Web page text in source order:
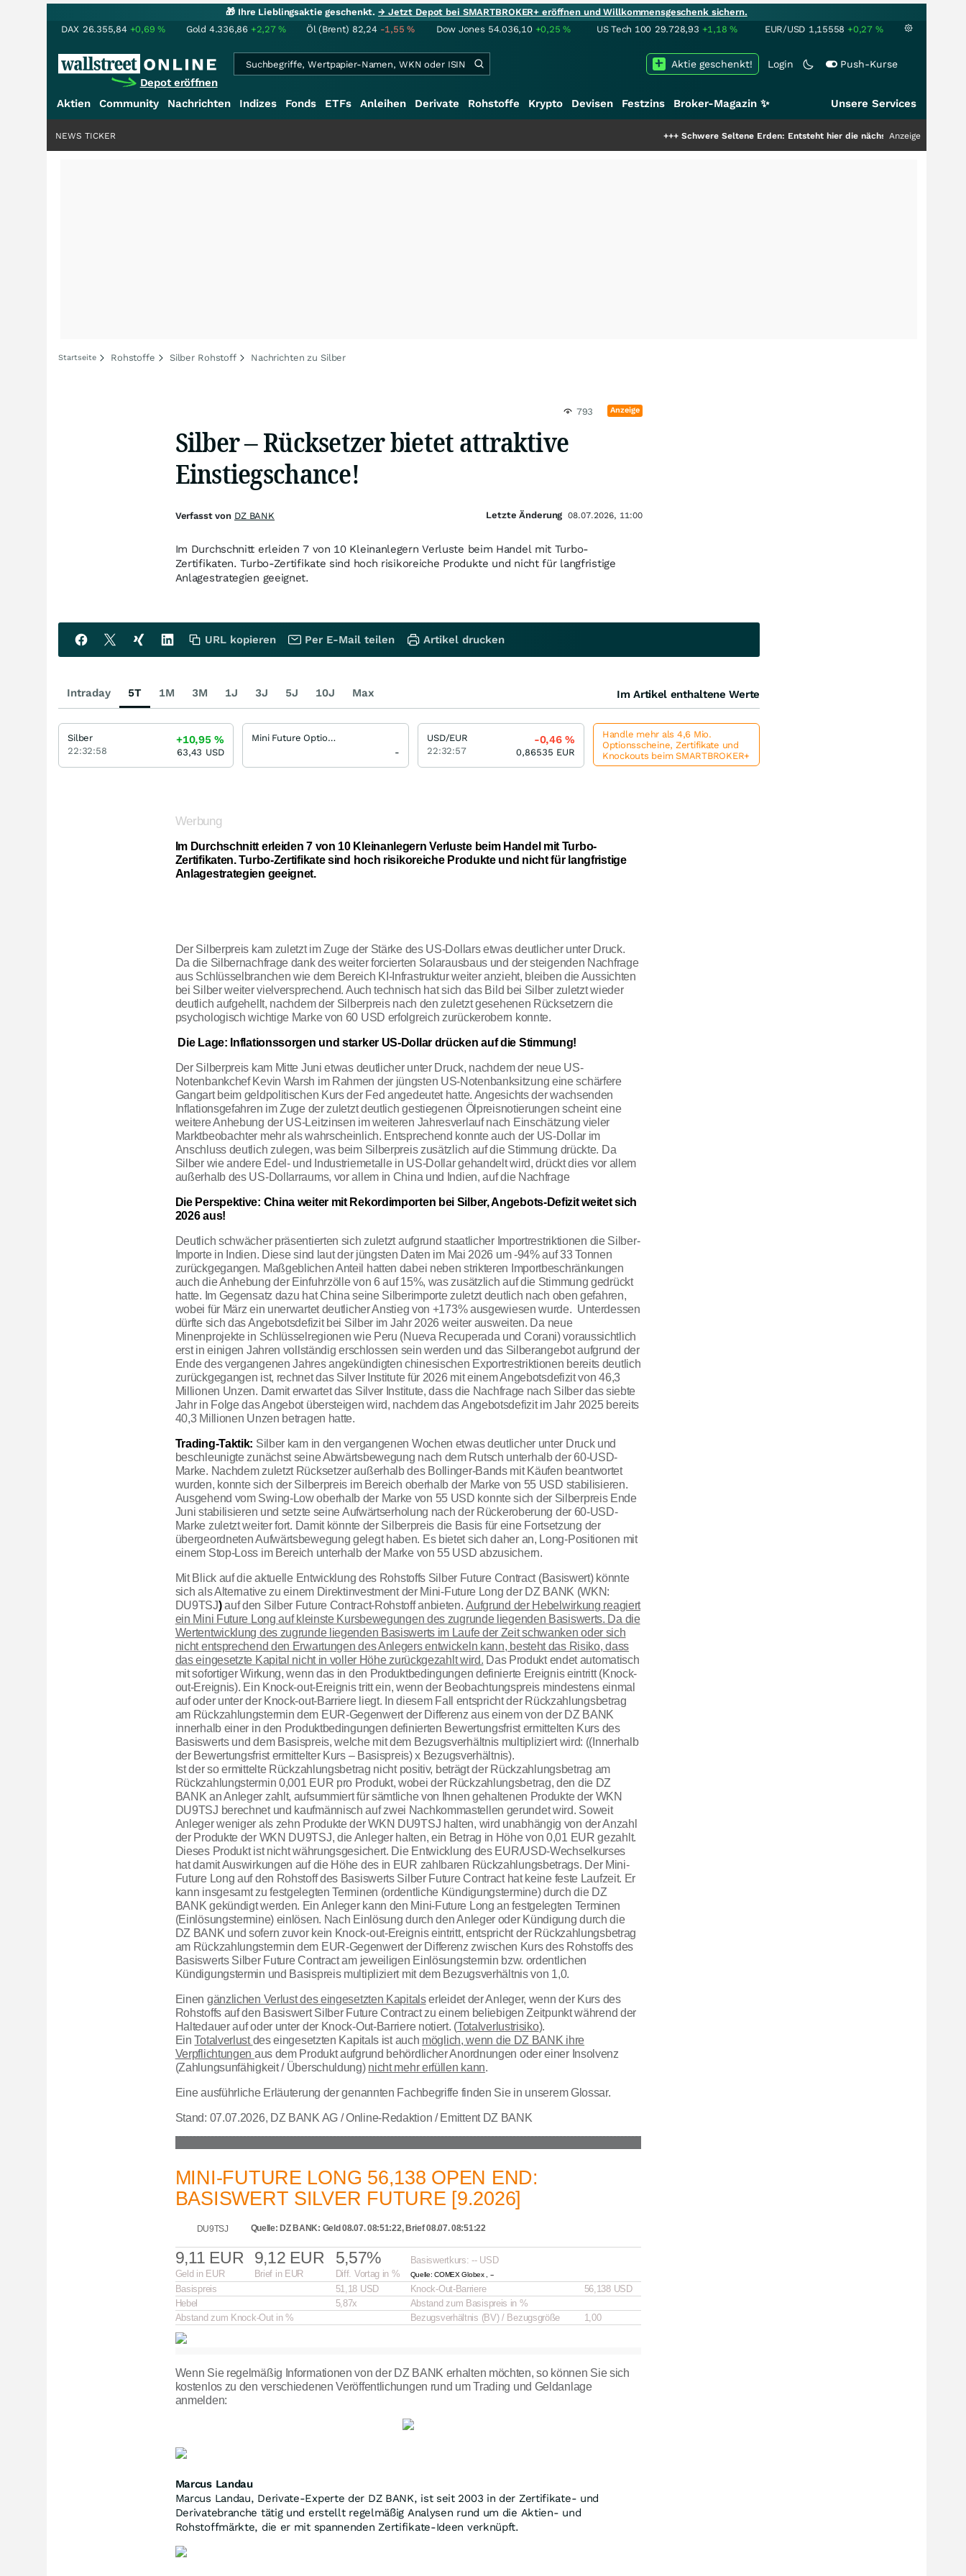
🎁 Ihre Lieblingsaktie geschenkt.→ Jetzt Depot bei SMARTBROKER+ eröffnen und Willkommensgeschenk sichern.
DAX 26.355,84 +0,69% Gold 4.336,86 +2,27% Öl (Brent) 82,24 -1,55% Dow Jones 54.036,10 +0,25% US Tech 100 29.728,93 +1,18% EUR/USD 1,15558 +0,27 %
Depot eröffnen
Login Push-Kurse
Aktie geschenkt!
Aktien Community Nachrichten Indizes Fonds ETFs Anleihen Derivate Rohstoffe Krypto Devisen Festzins Broker-Magazin ✨ Unsere Services
Schwere Seltene Erden: Entsteht hier die nächste Milliardenstory?+++
Anzeige
NEWS TICKER
Startseite Rohstoffe Silber Rohstoff Nachrichten zu Silber
793 Anzeige
Silber – Rücksetzer bietet attraktive
Einstiegschance!
Im Durchschnitt erleiden 7 von 10 Kleinanlegern Verluste beim Handel mit Turbo-
Zertifikaten. Turbo-Zertifikate sind hoch risikoreiche Produkte und nicht für langfristige
Anlagestrategien geeignet.
Werbung
Im Durchschnitt erleiden 7 von 10 Kleinanlegern Verluste beim Handel mit Turbo-
Zertifikaten. Turbo-Zertifikate sind hoch risikoreiche Produkte und nicht für langfristige
Anlagestrategien geeignet.
Der Silberpreis kam zuletzt im Zuge der Stärke des US-Dollars etwas deutlicher unter Druck.
Da die Silbernachfrage dank des weiter forcierten Solarausbaus und der steigenden Nachfrage
aus Schlüsselbranchen wie dem Bereich KI-Infrastruktur weiter anzieht, bleiben die Aussichten
bei Silberweiter vielversprechend. Auch technisch hat sich das Bild bei Silber zuletzt wieder
deutlich aufgehellt, nachdem der Silberpreis nach den zuletzt gesehenen Rücksetzern die
psychologisch wichtige Marke von 60 USD erfolgreich zurückerobern konnte.
Die Lage: Inflationssorgen und starker US-Dollar drücken auf die Stimmung!
Der Silberpreis kam Mitte Juni etwas deutlicher unter Druck, nachdem der neue US-
Notenbankchef Kevin Warsh im Rahmen der jüngsten US-Notenbanksitzung eine schärfere
Gangart beim geldpolitischen Kurs der Fed angedeutet hatte. Angesichts der wachsenden
Inflationsgefahren im Zuge der zuletzt deutlich gestiegenen Ölpreisnotierungen scheint eine
weitere Anhebung der US-Leitzinsen im weiteren Jahresverlauf nach Einschätzung vieler
Marktbeobachter mehr als wahrscheinlich. Entsprechend konnte auch der US-Dollar im
Anschluss deutlich zulegen, was beim Silberpreis zusätzlich auf die Stimmung drückte. Da
Silber wie andere Edel- und Industriemetalle in US-Dollar gehandelt wird, drückt dies vor allem
außerhalb des US-Dollarraums, vor allem in China und Indien, auf die Nachfrage
Die Perspektive: China weiter mit Rekordimporten bei Silber, Angebots-Defizit weitet sich
2026 aus!
Deutlich schwächer präsentierten sich zuletzt aufgrund staatlicher Importrestriktionen die Silber-
Importe in Indien. Diese sind laut der jüngsten Daten im Mai 2026 um -94% auf 33 Tonnen
zurückgegangen. Maßgeblichen Anteil hatten dabei neben strikteren Importbeschränkungen
auch die Anhebung der Einfuhrzölle von 6 auf 15%, was zusätzlich auf die Stimmung gedrückt
hatte. Im Gegensatz dazu hat China seine Silberimporte zuletzt deutlich nach oben gefahren,
wobei für März ein unerwartet deutlicher Anstieg von +173% ausgewiesen wurde. Unterdessen
dürfte sich das Angebotsdefizit bei Silber im Jahr 2026 weiter ausweiten. Da neue
Minenprojekte in Schlüsselregionen wie Peru (Nueva Recuperada und Corani) voraussichtlich
erst in einigen Jahren vollständig erschlossen sein werden und das Silberangebot aufgrund der
Ende des vergangenen Jahres angekündigten chinesischen Exportrestriktionen bereits deutlich
zurückgegangen ist, rechnet das Silver Institute für 2026 mit einem Angebotsdefizit von 46,3
Millionen Unzen. Damit erwartet das Silver Institute, dass die Nachfrage nach Silber das siebte
Jahr in Folge das Angebot übersteigen wird, nachdem das Angebotsdefizit im Jahr 2025 bereits
40,3 Millionen Unzen betragen hatte.
Trading-Taktik: Silber kam in den vergangenen Wochen etwas deutlicher unter Druck und
beschleunigte zunächst seine Abwärtsbewegung nach dem Rutsch unterhalb der 60-USD-
Marke. Nachdem zuletzt Rücksetzer außerhalb des Bollinger-Bands mit Käufen beantwortet
wurden, konnte sich der Silberpreis im Bereich oberhalb der Marke von 55 USD stabilisieren.
Ausgehend vom Swing-Low oberhalb der Marke von 55 USD konnte sich der Silberpreis Ende
Juni stabilisieren und setzte seine Aufwärtserholung nach der Rückeroberung der 60-USD-
Marke zuletzt weiter fort. Damit könnte der Silberpreis die Basis für eine Fortsetzung der
übergeordneten Aufwärtsbewegung gelegt haben. Es bietet sich daher an, Long-Positionen mit
einem Stop-Loss im Bereich unterhalb der Marke von 55 USD abzusichern.
Mit Blick auf die aktuelle Entwicklung des Rohstoffs Silber Future Contract (Basiswert) könnte
sich als Alternative zu einem Direktinvestment der Mini-Future Long der DZ BANK (WKN:
DU9TSJ)auf den Silber Future Contract-Rohstoff anbieten.Aufgrund der Hebelwirkung reagiert
ein Mini Future Long auf kleinste Kursbewegungen des zugrunde liegenden Basiswerts. Da die
Wertentwicklung des zugrunde liegenden Basiswerts im Laufe der Zeit schwanken oder sich
nicht entsprechend den Erwartungen des Anlegers entwickeln kann, besteht das Risiko, dass
das eingesetzte Kapital nicht in voller Höhe zurückgezahlt wird. Das Produkt endet automatisch
mit sofortiger Wirkung, wenn das in den Produktbedingungen definierte Ereignis eintritt (Knock-
out-Ereignis). Ein Knock-out-Ereignis tritt ein, wenn der Beobachtungspreis mindestens einmal
auf oder unter der Knock-out-Barriere liegt. In diesem Fall entspricht der Rückzahlungsbetrag
am Rückzahlungstermin dem EUR-Gegenwert der Differenz aus einem von der DZ BANK
innerhalb einer in den Produktbedingungen definierten Bewertungsfrist ermittelten Kurs des
Basiswerts und dem Basispreis, welche mit dem Bezugsverhältnis multipliziert wird: ((Innerhalb
der Bewertungsfrist ermittelter Kurs – Basispreis) x Bezugsverhältnis).
Ist der so ermittelte Rückzahlungsbetrag nicht positiv, beträgt der Rückzahlungsbetrag am
Rückzahlungstermin 0,001 EUR pro Produkt, wobei der Rückzahlungsbetrag, den die DZ
BANK an Anleger zahlt, aufsummiert für sämtliche von Ihnen gehaltenen Produkte der WKN
DU9TSJ berechnet und kaufmännisch auf zwei Nachkommastellen gerundet wird. Soweit
Anleger weniger als zehn Produkte der WKN DU9TSJ halten, wird unabhängig von der Anzahl
der Produkte der WKN DU9TSJ, die Anleger halten, ein Betrag in Höhe von 0,01 EUR gezahlt.
Dieses Produkt ist nicht währungsgesichert. Die Entwicklung des EUR/USD-Wechselkurses
hat damit Auswirkungen auf die Höhe des in EUR zahlbaren Rückzahlungsbetrags. Der Mini-
Future Long auf den Rohstoff des Basiswerts Silber Future Contract hat keine feste Laufzeit. Er
kann insgesamt zu festgelegten Terminen (ordentliche Kündigungstermine) durch die DZ
BANK gekündigt werden. Ein Anleger kann den Mini-Future Long an festgelegten Terminen
(Einlösungstermine) einlösen. Nach Einlösung durch den Anleger oder Kündigung durch die
DZ BANK und sofern zuvor kein Knock-out-Ereignis eintritt, entspricht der Rückzahlungsbetrag
am Rückzahlungstermin dem EUR-Gegenwert der Differenz zwischen Kurs des Rohstoffs des
Basiswerts Silber Future Contract am jeweiligen Einlösungstermin bzw. ordentlichen
Kündigungstermin und Basispreis multipliziert mit dem Bezugsverhältnis von 1,0.
Einen gänzlichen Verlust des eingesetzten Kapitalserleidet der Anleger, wenn der Kurs des
Rohstoffs auf den Basiswert Silber Future Contract zu einem beliebigen Zeitpunkt während der
Haltedauer auf oder unter der Knock-Out-Barriere notiert. (Totalverlustrisiko).
EinTotalverlustdes eingesetzten Kapitals ist auch möglich, wenn die DZ BANK ihre
Verpflichtungen aus dem Produkt aufgrund behördlicher Anordnungen oder einer Insolvenz
(Zahlungsunfähigkeit / Überschuldung) nicht mehr erfüllen kann.
Eine ausführliche Erläuterung der genannten Fachbegriffe finden Sie in unseremGlossar.
Stand: 07.07.2026, DZ BANK AG / Online-Redaktion / Emittent DZ BANK
MINI-FUTURE LONG 56,138 OPEN END:
BASISWERT SILVER FUTURE [9.2026]
DU9TSJ Quelle: DZ BANK: Geld 08.07. 08:51:22, Brief 08.07. 08:51:22
9,11 EUR 9,12 EUR 5,57%
Basiswertkurs: -- USD
Geld in EUR
Brief in EUR Diff. Vortag in % Quelle: COMEX Globex , --
Basispreis 51,18 USD Knock-Out-Barriere
56,138 USD
Hebel
5,87x
Abstand zum Basispreis in %
Abstand zum Knock-Out in %
Bezugsverhältnis (BV) / Bezugsgröße 1,00
Wenn Sie regelmäßig Informationen von der DZ BANK erhalten möchten, so können Sie sich
kostenlos zu den verschiedenen Veröffentlichungen rund um Trading und Geldanlage
anmelden:
Marcus Landau
Marcus Landau, Derivate-Experte der DZ BANK, ist seit 2003 in der Zertifikate- und
Derivatebranche tätig und erstellt regelmäßig Analysen rund um die Aktien- und
Rohstoffmärkte, die er mit spannenden Zertifikate-Ideen verknüpft.
Verfasst von DZ BANK Letzte Änderung 08.07.2026, 11:00
URL kopieren Per E-Mail teilen Artikel drucken
Intraday 5T 1M 3M 1J 3J 5J 10J Max Im Artikel enthaltene Werte
Silber
22:32:58
+10,95%
63,43 USD
Mini Future Optionsschein auf Silber Future (COMEX) USD
-
USD/EUR
22:32:57
-0,46%
0,86535 EUR
Handle mehr als 4,6 Mio.
Optionsscheine, Zertifikate und
Knockouts beim SMARTBROKER+